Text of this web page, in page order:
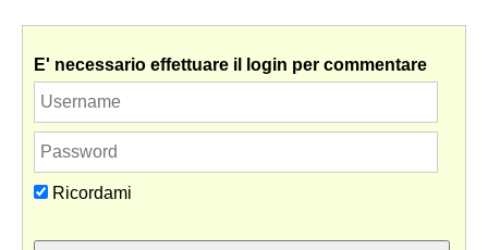
E' necessario effettuare il login per commentare
Ricordami